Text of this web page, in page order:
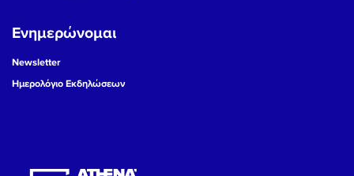
Ενημερώνομαι
Newsletter
Ημερολόγιο Εκδηλώσεων